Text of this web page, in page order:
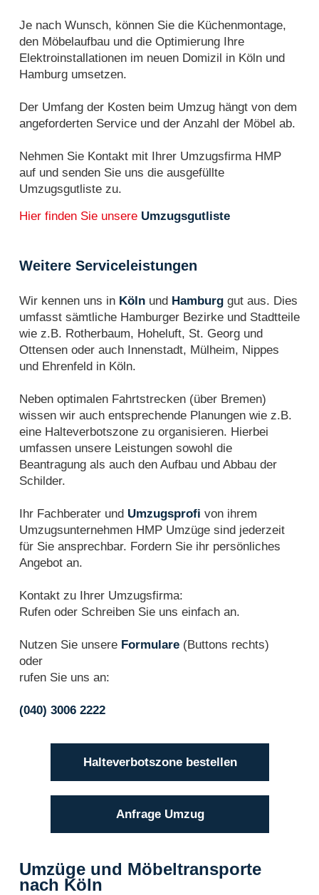
Je nach Wunsch, können Sie die Küchenmontage,
den Möbelaufbau und die Optimierung Ihre
Elektroinstallationen im neuen Domizil in Köln und
Hamburg umsetzen.
Der Umfang der Kosten beim Umzug hängt von dem
angeforderten Service und der Anzahl der Möbel ab.
Nehmen Sie Kontakt mit Ihrer Umzugsfirma HMP
auf und senden Sie uns die ausgefüllte
Umzugsgutliste zu.
Hier finden Sie unsere Umzugsgutliste
Weitere Serviceleistungen
Wir kennen uns in Köln und Hamburg gut aus. Dies
umfasst sämtliche Hamburger Bezirke und Stadtteile
wie z.B. Rotherbaum, Hoheluft, St. Georg und
Ottensen oder auch Innenstadt, Mülheim, Nippes
und Ehrenfeld in Köln.
Neben optimalen Fahrtstrecken (über Bremen)
wissen wir auch entsprechende Planungen wie z.B.
eine Halteverbotszone zu organisieren. Hierbei
umfassen unsere Leistungen sowohl die
Beantragung als auch den Aufbau und Abbau der
Schilder.
Ihr Fachberater und Umzugsprofi von ihrem
Umzugsunternehmen HMP Umzüge sind jederzeit
für Sie ansprechbar. Fordern Sie ihr persönliches
Angebot an.
Kontakt zu Ihrer Umzugsfirma:
Rufen oder Schreiben Sie uns einfach an.
Nutzen Sie unsere Formulare (Buttons rechts)
oder
rufen Sie uns an:
(040) 3006 2222
Halteverbotszone bestellen
Anfrage Umzug
Umzüge und Möbeltransporte
nach Köln